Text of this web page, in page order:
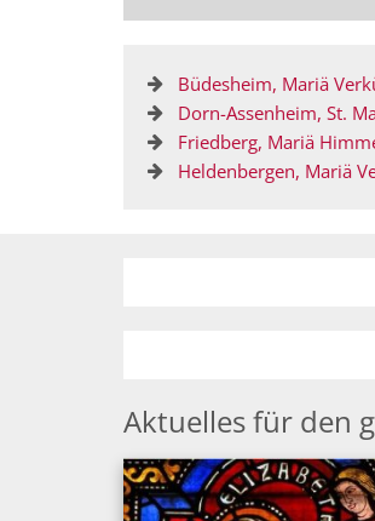
Büdesheim, Mariä
Dorn-Assenheim, St.
Friedberg, Mariä
Heldenbergen, Mariä
Aktuelles für den